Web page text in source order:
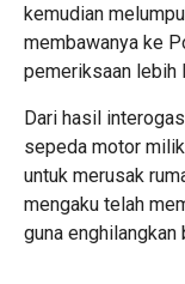
kemudian
membawanya ke
pemeriksaan lebih
Dari hasil
sepeda motor
untuk merusak
mengaku telah
guna enghilangkan